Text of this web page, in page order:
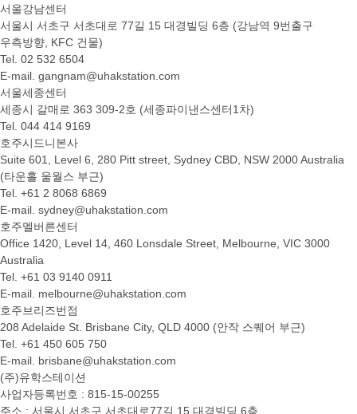
서울강남센터
서울시 서초구 서초대로 77길 15 대경빌딩 6층 (강남역 9번출구
우측방향, KFC 건물)
Tel. 02 532 6504
E-mail. gangnam@uhakstation.com
서울세종센터
세종시 갈매로 363 309-2호 (세종파이낸스센터1차)
Tel. 044 414 9169
호주시드니본사
Suite 601, Level 6, 280 Pitt street, Sydney CBD, NSW 2000 Australia
(타운홀 울월스 부근)
Tel. +61 2 8068 6869
E-mail. sydney@uhakstation.com
호주멜버른센터
Office 1420, Level 14, 460 Lonsdale Street, Melbourne, VIC 3000
Australia
Tel. +61 03 9140 0911
E-mail. melbourne@uhakstation.com
호주브리즈번점
208 Adelaide St. Brisbane City, QLD 4000 (안작 스퀘어 부근)
Tel. +61 450 605 750
E-mail. brisbane@uhakstation.com
(주)유학스테이션
사업자등록번호 : 815-15-00255
주소 : 서울시 서초구 서초대로77길 15 대경빌딩 6층